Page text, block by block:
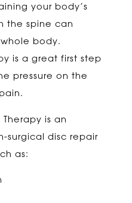
your body’s
the spine can
body.
is a great first step
pressure on the
is an
surgical disc repair
as: